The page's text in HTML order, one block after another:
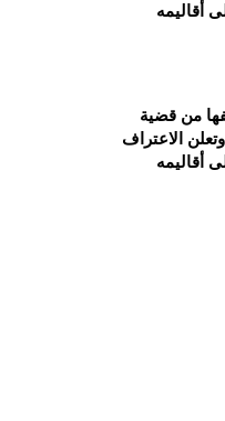
أقاليمه
من قضية
الاعتراف
أقاليمه